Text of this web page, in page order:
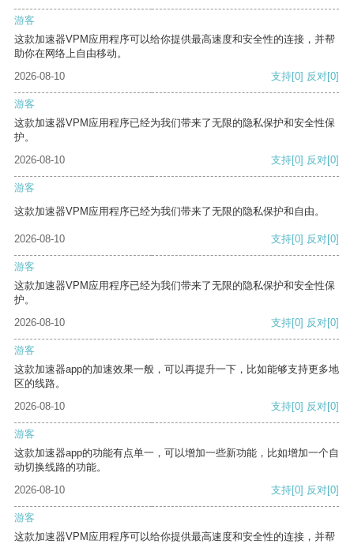
游客
这款加速器VPM应用程序可以给你提供最高速度和安全性的连接，并帮
助你在网络上自由移动。
2026-08-10
支持[0] 反对[0]
游客
这款加速器VPM应用程序已经为我们带来了无限的隐私保护和安全性保
护。
2026-08-10
支持[0] 反对[0]
游客
这款加速器VPM应用程序已经为我们带来了无限的隐私保护和自由。
2026-08-10 支持[0] 反对[0]
游客
这款加速器VPM应用程序已经为我们带来了无限的隐私保护和安全性保
护。
2026-08-10
支持[0] 反对[0]
游客
这款加速器app的加速效果一般，可以再提升一下，比如能够支持更多地
区的线路。
2026-08-10
支持[0] 反对[0]
游客
这款加速器app的功能有点单一，可以增加一些新功能，比如增加一个自
动切换线路的功能。
2026-08-10
支持[0] 反对[0]
游客
这款加速器VPM应用程序可以给你提供最高速度和安全性的连接，并帮